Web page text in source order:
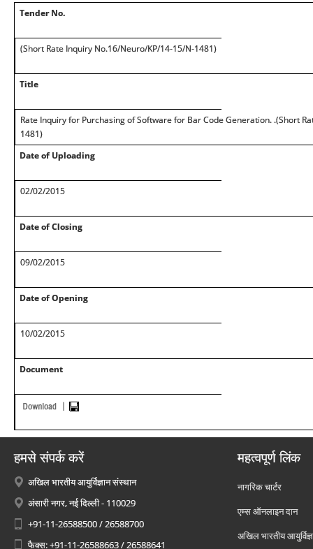
Tender No.
(Short Rate Inquiry No.16/Neuro/KP/14-15/N-1481)
Title
Rate Inquiry for Purchasing of Software for Bar Code Generation. .(Short
1481)
Date of Uploading
02/02/2015
Date of Closing
09/02/2015
Date of Opening
10/02/2015
Document
हमसे संपर्क करें
अखिल भारतीय आयुर्विज्ञान संस्थान
अंसारी नगर, नई दिल्ली - 110029
+91-11-26588500 / 26588700
फैक्स: +91-11-26588663 / 26588641
महत्वपूर्ण लिंक
नागरिक चार्टर
एम्स ऑनलाइन दान
अखिल भारतीय